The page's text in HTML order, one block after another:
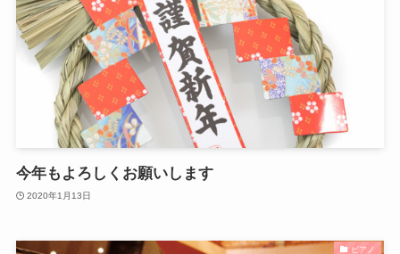
今年もよろしくお願いします
2020年1月13日
ピアノ